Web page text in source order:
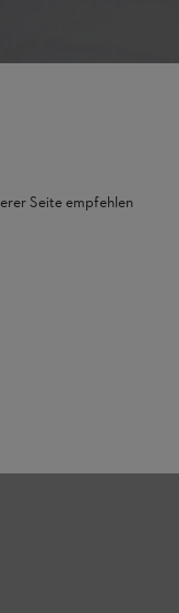
Seite empfehlen